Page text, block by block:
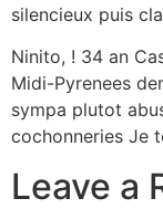
silencieux puis
Ninito, ! 34 an
Midi-Pyrenees
sympa plutot
cochonneries Je
Leave a